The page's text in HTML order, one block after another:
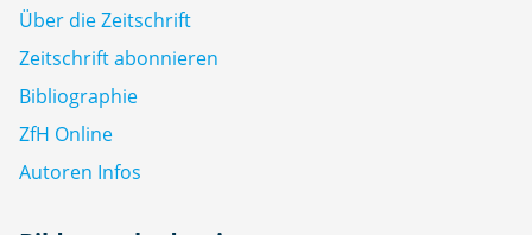
Über die Zeitschrift
Zeitschrift abonnieren
Bibliographie
ZfH Online
Autoren Infos